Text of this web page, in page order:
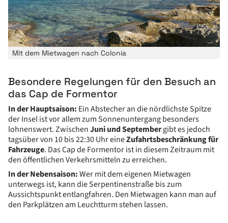
Mit dem Mietwagen nach Colonia
Besondere Regelungen für den Besuch an
das Cap de Formentor
In der Hauptsaison: Ein Abstecher an die nördlichste Spitze
der Insel ist vor allem zum Sonnenuntergang besonders
lohnenswert. ZwischenJuni und Septembergibt es jedoch
tagsüber von 10 bis 22:30 Uhr eineZufahrtsbeschränkung für
Fahrzeuge. Das Cap de Formentor ist in diesem Zeitraum mit
den öffentlichen Verkehrsmitteln zu erreichen.
In der Nebensaison:Wer mit dem eigenen Mietwagen
unterwegs ist, kann die Serpentinenstraße bis zum
Aussichtspunkt entlangfahren. Den Mietwagen kann man auf
den Parkplätzen am Leuchtturm stehen lassen.